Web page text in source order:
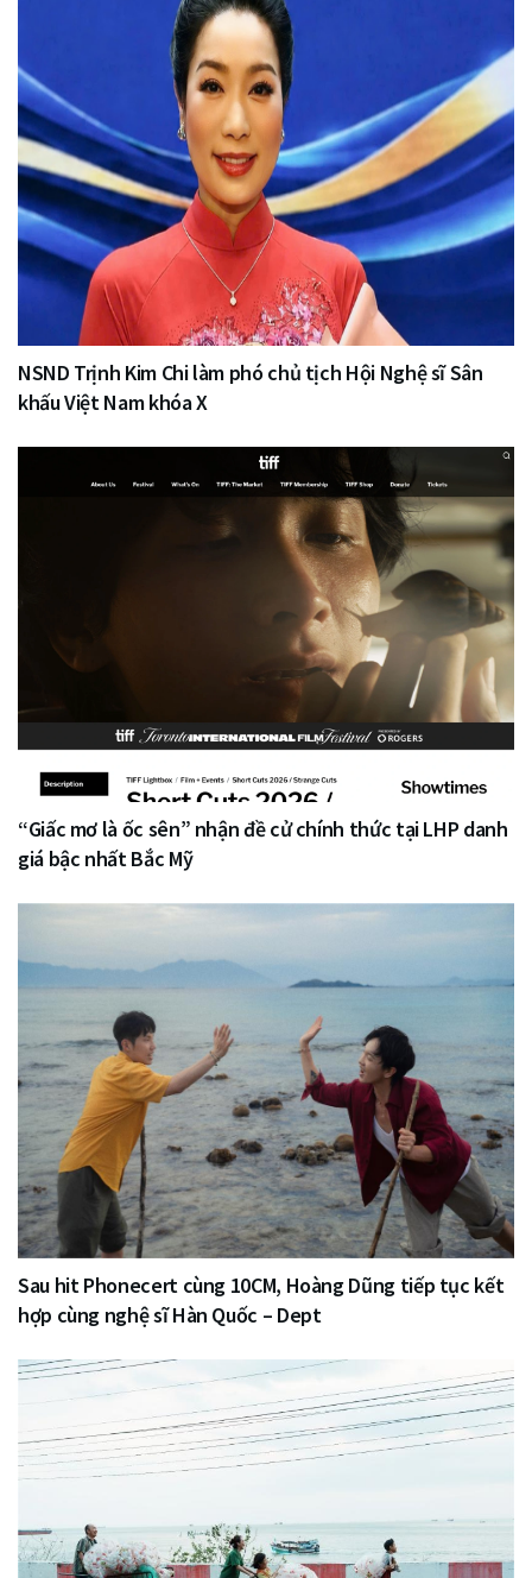
NSND Trịnh Kim Chi làm phó chủ tịch Hội Nghệ sĩ Sân
khấu Việt Nam khóa X
“Giấc mơ là ốc sên” nhận đề cử chính thức tại LHP danh
giá bậc nhất Bắc Mỹ
Sau hit Phonecert cùng 10CM, Hoàng Dũng tiếp tục kết
hợp cùng nghệ sĩ Hàn Quốc – Dept